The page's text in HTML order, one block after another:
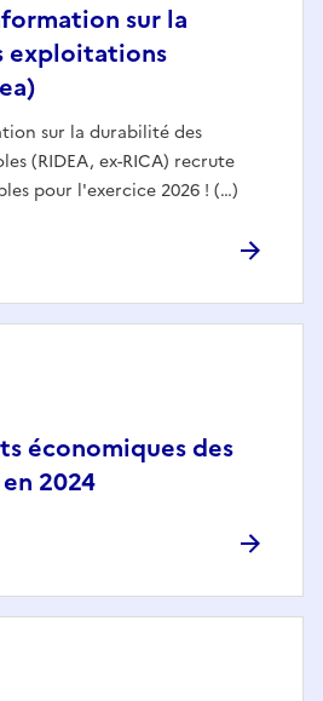
sur la
exploitations
sur la durabilité des
(RIDEA, ex-RICA) recrute
pour l'exercice 2026 ! (…)
économiques des
2024